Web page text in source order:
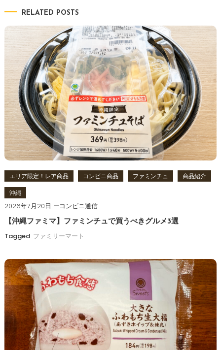
ビ
ゲ
ー
シ
ョ
ン
RELATED POSTS
エリア限定！レア商品 コンビニ商品 ファミンチュ
商品紹介
沖縄
2026年7月20日 コンビニ通信
【沖縄ファミマ】ファミンチュで買うべきグルメ3選
Tagged ファミリーマート